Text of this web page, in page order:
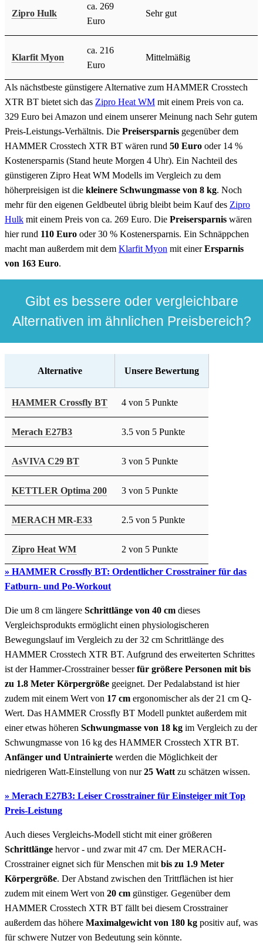
Zipro Hulk
ca. 269
Euro
Sehr gut
Klarfit Myon
ca. 216
Euro
Mittelmäßig
Als nächstbeste günstigere Alternative zum HAMMER Crosstech
XTR BT bietet sich das Zipro Heat WM mit einem Preis von ca.
329 Euro bei Amazon und einem unserer Meinung nach Sehr gutem
Preis-Leistungs-Verhältnis. Die Preisersparnis gegenüber dem
HAMMER Crosstech XTR BT wären rund 50 Euro oder 14 %
Kostenersparnis (Stand heute Morgen 4 Uhr). Ein Nachteil des
günstigeren Zipro Heat WM Modells im Vergleich zu dem
höherpreisigen ist die kleinere Schwungmasse von 8 kg. Noch
mehr für den eigenen Geldbeutel übrig bleibt beim Kauf des Zipro
Hulk mit einem Preis von ca. 269 Euro. Die Preisersparnis wären
hier rund 110 Euro oder 30 % Kostenersparnis. Ein Schnäppchen
macht man außerdem mit dem Klarfit Myon mit einerErsparnis
von 163 Euro.
Gibt es bessere oder vergleichbare
Alternativen im ähnlichen Preisbereich?
Alternative Unsere Bewertung
HAMMER Crossfly BT 4 von 5 Punkte
Merach E27B3 3.5 von 5 Punkte
AsVIVA C29 BT 3 von 5 Punkte
KETTLER Optima 200 3 von 5 Punkte
MERACH MR-E33 2.5 von 5 Punkte
Zipro Heat WM 2 von 5 Punkte
» HAMMER Crossfly BT: Ordentlicher Crosstrainer für das
Fatburn- und Po-Workout
Die um 8 cm längere Schrittlänge von 40 cm dieses
Vergleichsprodukts ermöglicht einen physiologischeren
Bewegungslauf im Vergleich zu der 32 cm Schrittlänge des
HAMMER Crosstech XTR BT. Aufgrund des erweiterten Schrittes
ist der Hammer-Crosstrainer besserfür größere Personen mit bis
zu 1.8 Meter Körpergröße geeignet. Der Pedalabstand ist hier
zudem mit einem Wert von 17 cm ergonomischer als der 21 cm Q-
Wert. Das HAMMER Crossfly BT Modell punktet außerdem mit
einer etwas höheren Schwungmasse von 18 kg im Vergleich zu der
Schwungmasse von 16 kg des HAMMER Crosstech XTR BT.
Anfänger und Untrainierte werden die Möglichkeit der
niedrigeren Watt-Einstellung von nur25 Watt zu schätzen wissen.
» Merach E27B3: Leiser Crosstrainer für Einsteiger mit Top
Preis-Leistung
Auch dieses Vergleichs-Modell sticht mit einer größeren
Schrittlänge hervor - und zwar mit 47 cm. Der MERACH-
Crosstrainer eignet sich für Menschen mit bis zu 1.9 Meter
Körpergröße. Der Abstand zwischen den Trittflächen ist hier
zudem mit einem Wert von 20 cm günstiger. Gegenüber dem
HAMMER Crosstech XTR BT fällt bei diesem Crosstrainer
außerdem das höhere Maximalgewicht von 180 kg positiv auf, was
für schwere Nutzer von Bedeutung sein könnte.